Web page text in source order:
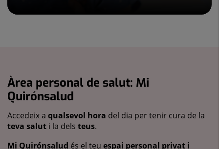
Àrea personal de salut: Mi
Quirónsalud
Accedeix a qualsevol hora del dia per tenir cura de la
teva salut i la dels teus.
Mi Quirónsalud és el teu espai personal privat i